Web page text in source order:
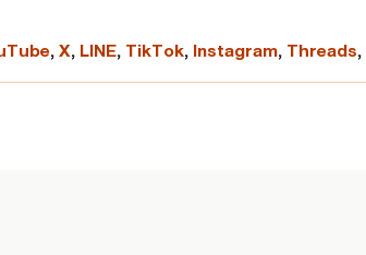
, X, LINE, TikTok, Instagram, Threads,